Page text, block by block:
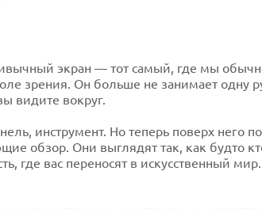
экран — тот самый, где мы
зрения. Он больше не занимает одну
видите вокруг.
инструмент. Но теперь поверх него
обзор. Они выглядят так, как будто
где вас переносят в искусственный